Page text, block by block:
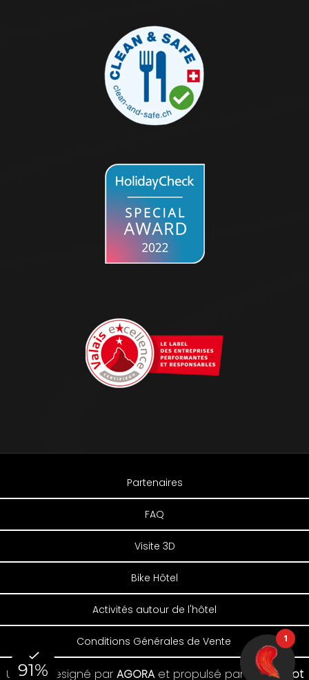
Un site designé par AGORAet propulsé par IT Koncept
Partenaires
FAQ
Visite 3D
Bike Hôtel
Activités autour de l'hôtel
Conditions Générales de Vente